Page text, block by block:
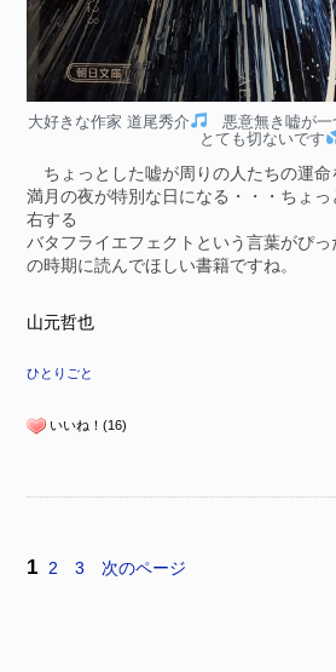
大好きな作家 道尾秀介
悪意無き嘘が一
とても切ないです
ちょっとした嘘が周りの人たちの運命
満月の夜が特別な日になる・・・ちょ
右する
バタフライエフェクトという言葉がぴ
の時期に読んでほしい書籍ですね。
山元哲也
ひとりごと
いいね！(16)
1 2 3 次のページ